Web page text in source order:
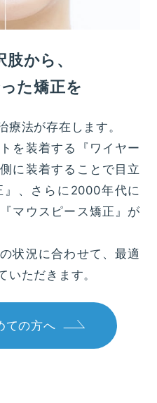
から、
た矯正を
療法が存在します。
を装着する『ワイヤー
に装着することで目立
、さらに2000年代に
マウスピース矯正』が
状況に合わせて、最適
いただきます。
ての方へ